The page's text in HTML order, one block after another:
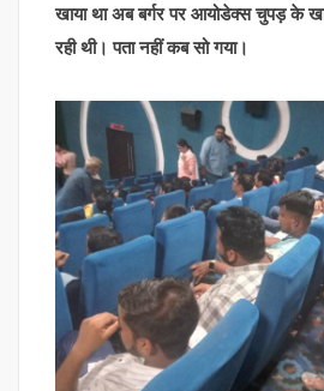
खाया था अब बर्गर पर आयोडेक्स चुपड़ के
रही थी। पता नहीं कब सो गया।